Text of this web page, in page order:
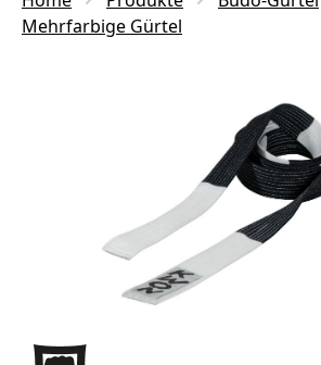
Mehrfarbige Gürtel